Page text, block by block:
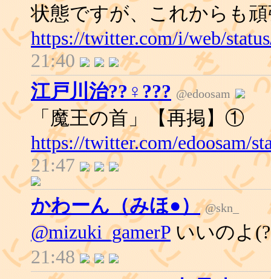
状態ですが、これからも
https://twitter.com/i/web/
21:40
江戸川治??♀??? @edoosam
「魔王の首」【再掲】①
https://twitter.com/edoosam/
21:47
かわーん（みほ●） @skn_
@mizuki_gamerP いいのよ
21:48